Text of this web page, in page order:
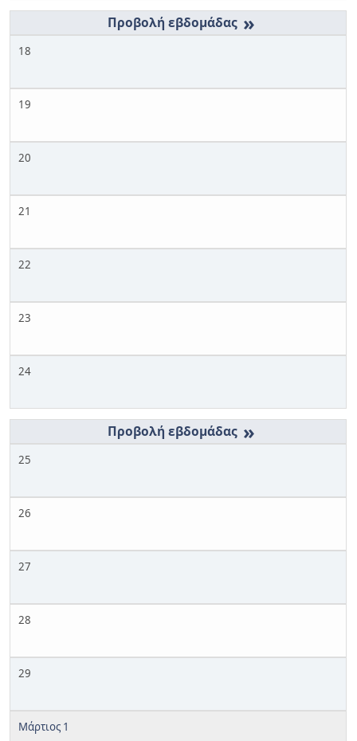
»
18
19
20
21
22
23
24
»
25
26
27
28
29
Μάρτιος 1